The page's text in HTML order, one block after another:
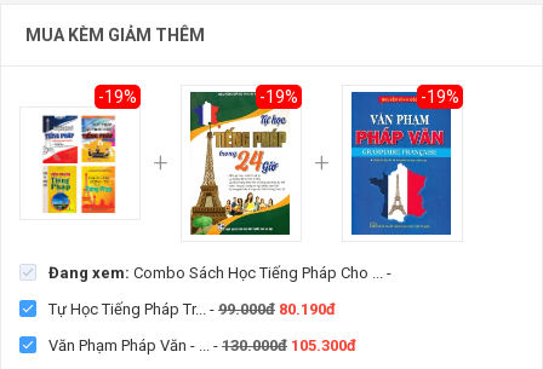
MUA KÈM GIẢM THÊM
-19% -19% -19%
Đang xem: Combo Sách Học Tiếng Pháp Cho ...
-
Tự Học Tiếng Pháp Tr...
- 99.000đ 80.190đ
Văn Phạm Pháp Văn - ...
- 130.000đ 105.300đ